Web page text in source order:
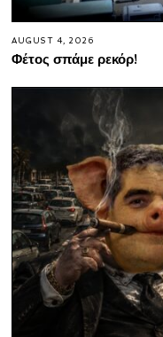
AUGUST 4, 2026
Φέτος σπάμε ρεκόρ!